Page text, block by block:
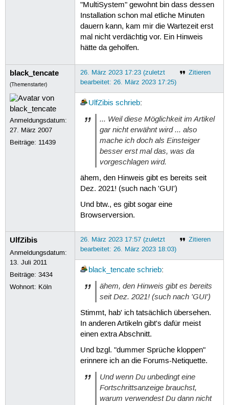
Continue? (y/n) y
All the data on the disk /dev/sdb
Double-check. Continue? (y/n) y
Create partitions on /dev/sdb by
Done
Wait for partitions ...
partition exist OK
create efi fat fs /dev/sdb2 ...
success
Wait for partitions ...
/dev/sdb1 exist OK
partition exist OK
Format partition 1 /dev/sdb1 ...
mkexfatfs 1.3.0
Creating... done.
Flushing... done.
File system created successfully.
mkexfatfs success
writing data to disk ...
esp partition processing ...
real	0m13,651s
sys	0m0,008s
ich@ubu-VB-ohne-secure:~/
"MultiSystem" gewohnt bin dass dessen
Installation schon mal etliche Minuten
dauern kann, kam mir die Wartezeit erst
mal nicht verdächtig vor. Ein Hinweis
hätte da geholfen.
black_tencate
(Themenstarter)
Anmeldungsdatum:
27. März 2007
Beiträge: 11439
Zitieren
26. März 2023 17:23 (zuletzt
bearbeitet: 26. März 2023 17:25)
UlfZibis schrieb:
... Weil diese Möglichkeit im Artikel
gar nicht erwähnt wird ... also
mache ich doch als Einsteiger
besser erst mal das, was da
vorgeschlagen wird.
ähem, den Hinweis gibt es bereits seit
Dez. 2021! (such nach 'GUI')
Und btw., es gibt sogar eine
Browserversion.
UlfZibis
Anmeldungsdatum:
13. Juli 2011
Beiträge:3434
Wohnort: Köln
Zitieren
26. März 2023 17:57 (zuletzt
bearbeitet: 26. März 2023 18:03)
black_tencate schrieb:
ähem, den Hinweis gibt es bereits
seit Dez. 2021! (such nach 'GUI')
Stimmt, hab' ich tatsächlich übersehen.
In anderen Artikeln gibt's dafür meist
einen extra Abschnitt.
Und bzgl. "dummer Sprüche kloppen"
erinnere ich an die Forums-Netiquette.
Und wenn Du unbedingteine
Fortschrittsanzeige brauchst,
warum verwendest Du dann nicht